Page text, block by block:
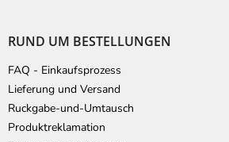
RUND UM BESTELLUNGEN
FAQ - Einkaufsprozess
Lieferung und Versand
Ruckgabe-und-Umtausch
Produktreklamation